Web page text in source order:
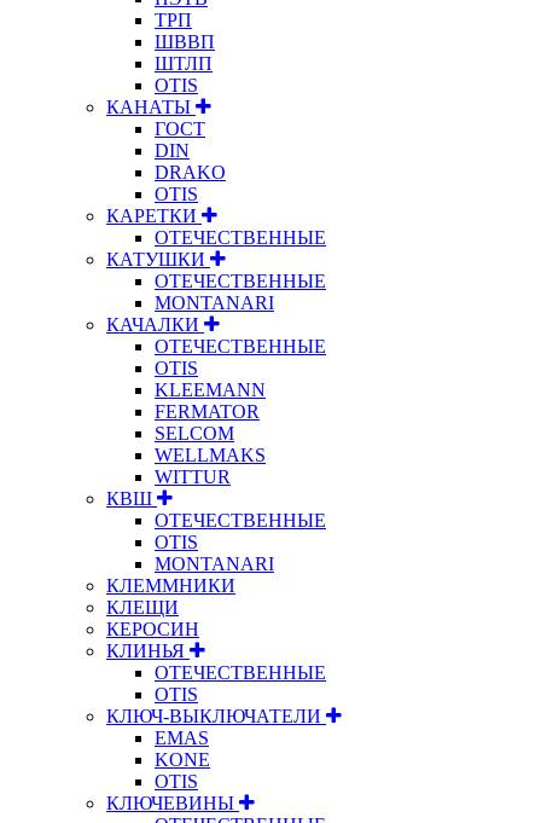
ТРП
ШВВП
ШТЛП
OTIS
КАНАТЫ
ГОСТ
DIN
DRAKO
OTIS
КАРЕТКИ
ОТЕЧЕСТВЕННЫЕ
КАТУШКИ
ОТЕЧЕСТВЕННЫЕ
MONTANARI
КАЧАЛКИ
ОТЕЧЕСТВЕННЫЕ
OTIS
KLEEMANN
FERMATOR
SELCOM
WELLMAKS
WITTUR
КВШ
ОТЕЧЕСТВЕННЫЕ
OTIS
MONTANARI
КЛЕММНИКИ
КЛЕЩИ
КЕРОСИН
КЛИНЬЯ
ОТЕЧЕСТВЕННЫЕ
OTIS
КЛЮЧ-ВЫКЛЮЧАТЕЛИ
EMAS
KONE
OTIS
КЛЮЧЕВИНЫ